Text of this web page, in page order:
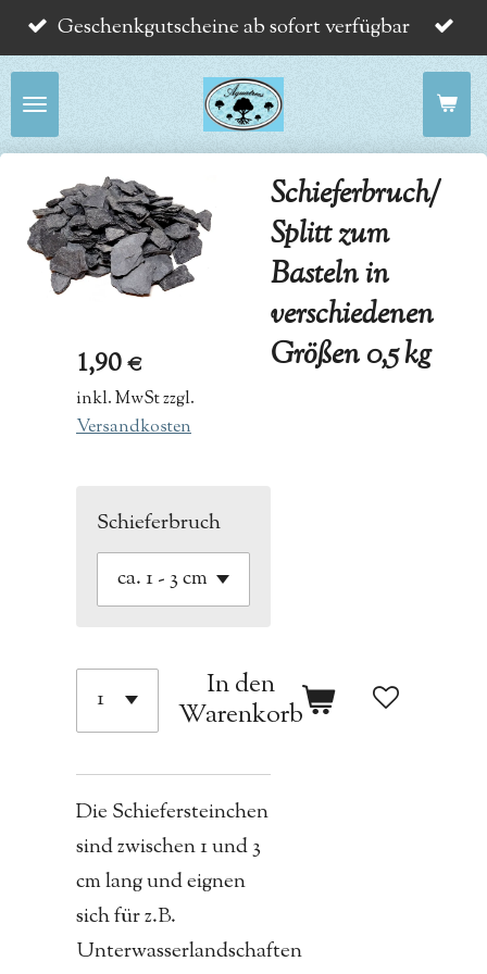
Zum
Hauptinhalt
springen
Geschenkgutscheine ab sofort verfügbar
Schieferbruch/
Splitt zum
Basteln in
verschiedenen
Größen 0,5 kg
1,90 €
inkl. MwSt zzgl.
Versandkosten
Schieferbruch
In den
Warenkorb
Die Schiefersteinchen
sind zwischen 1 und 3
cm lang und eignen
sich für z.B.
Unterwasserlandschaften